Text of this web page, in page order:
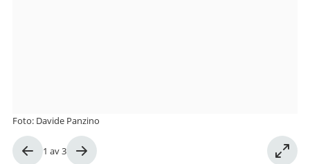
Bild
1 av3
Foto: Davide Panzino